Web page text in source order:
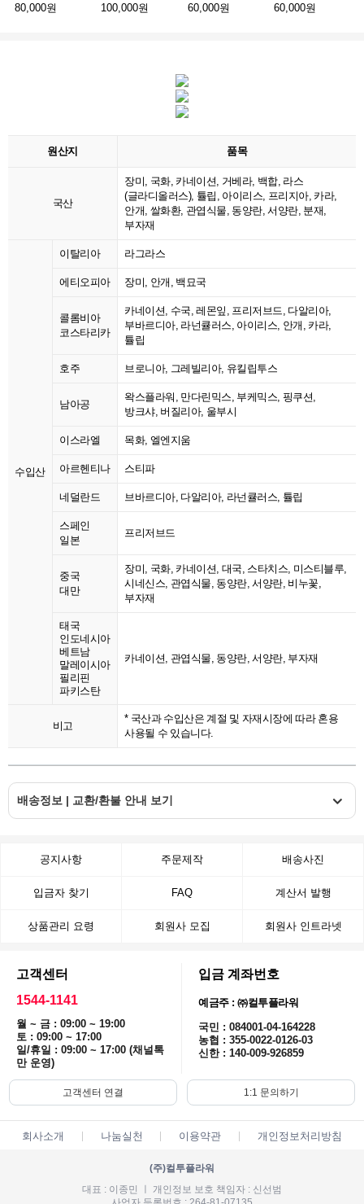
80,000원
100,000원
60,000원
60,000원
원산지 품목
국산
장미, 국화, 카네이션, 거베라, 백합, 라스
(글라디올러스), 튤립, 아이리스, 프리지아, 카라,
안개, 쌀화환, 관엽식물, 동양란, 서양란, 분재,
부자재
수입산
이탈리아 라그라스
에티오피아 장미, 안개, 백묘국
콜롬비아
코스타리카
카네이션, 수국, 레몬잎, 프리저브드, 다알리아,
부바르디아, 라넌큘러스, 아이리스, 안개, 카라,
튤립
호주 브로니아, 그레빌리아, 유킬립투스
남아공
왁스플라워, 만다린믹스, 부케믹스, 핑쿠션,
방크샤, 버질리아, 울부시
이스라엘 목화, 엘엔지움
아르헨티나 스티파
네덜란드 브바르디아, 다알리아, 라넌큘러스, 튤립
스페인
일본
프리저브드
중국
대만
장미, 국화, 카네이션, 대국, 스타치스, 미스티블루,
시네신스, 관엽식물, 동양란, 서양란, 비누꽃,
부자재
태국
인도네시아
베트남
말레이시아
필리핀
파키스탄
카네이션, 관엽식물, 동양란, 서양란, 부자재
비고
* 국산과 수입산은 계절 및 자재시장에 따라 혼용
사용될 수 있습니다.
배송정보 | 교환/환불 안내 보기
공지사항 주문제작 배송사진
입금자 찾기 FAQ 계산서 발행
상품관리 요령 회원사 모집 회원사 인트라넷
고객센터
1544-1141
월 ~ 금 : 09:00 ~ 19:00
토 : 09:00 ~ 17:00
일/휴일 : 09:00 ~ 17:00 (채널톡
만 운영)
입금 계좌번호
예금주 : ㈜컬투플라워
국민 : 084001-04-164228
농협 : 355-0022-0126-03
신한 : 140-009-926859
고객센터 연결 1:1 문의하기
회사소개 나눔실천 이용약관 개인정보처리방침
(주)컬투플라워
대표 : 이종민 ㅣ 개인정보 보호 책임자 : 신선범